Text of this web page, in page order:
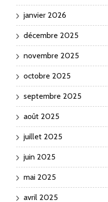
janvier 2026
décembre 2025
novembre 2025
octobre 2025
septembre 2025
août 2025
juillet 2025
juin 2025
mai 2025
avril 2025